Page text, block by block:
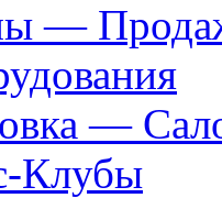
—
—
Клубы